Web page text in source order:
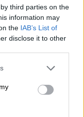
third parties on the
information may
the IAB’s List of
disclose it to other
or more Google
You may click to
party tags to
in below Google
η πόλη ήταν
κτίρια και
Όταν ο
κενό,
την έμπνευσή